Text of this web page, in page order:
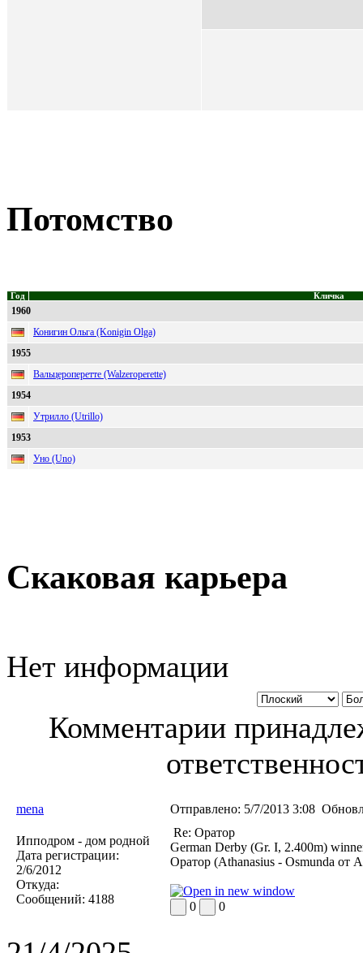
Потомство
Год Кличка
1960
Конигин Ольга (Konigin Olga)
1955
Вальцероперетте (Walzeroperette)
1954
Утрилло (Utrillo)
1953
Уно (Uno)
Скаковая карьера
Нет информации
Комментарии
mena Отправлено: 5/7/2013 3:08
Ипподром - дом родной
Дата регистрации:
2/6/2012
Откуда:
Сообщений: 4188
Re: Оратор
German Derby (Gr. I, 2.400m)
Оратор (Athanasius - Osmunda от
0 0